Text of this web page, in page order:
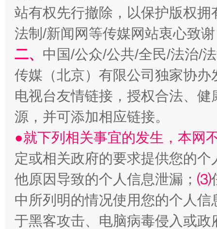
习近平的博鳌关键词
“刷贴”乱象丛生
生
站有权先行撤除，以保护版权
法制/新闻网等传媒网站衷心致
二、 中国/公众/公共/全民/法治/
传媒（北京）有限公司独家协
电视台友情链接，授权合法、
源，并可添加相应链接。
●就下列相关事宜的发生，本网
定或相关政府的要求提供您的个
他原因导致的个人信息泄漏； ⑶
中所列明的情况使用您的个人
于黑客攻击、电脑病毒侵入或